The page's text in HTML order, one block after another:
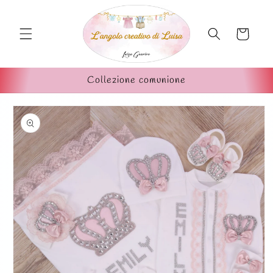
ai contenuti
Carrello
Collezione comunione
Passa alle
informazioni
sul prodotto